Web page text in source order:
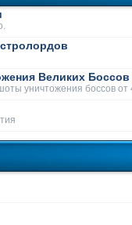
Великих Боссов
уничтожения боссов от